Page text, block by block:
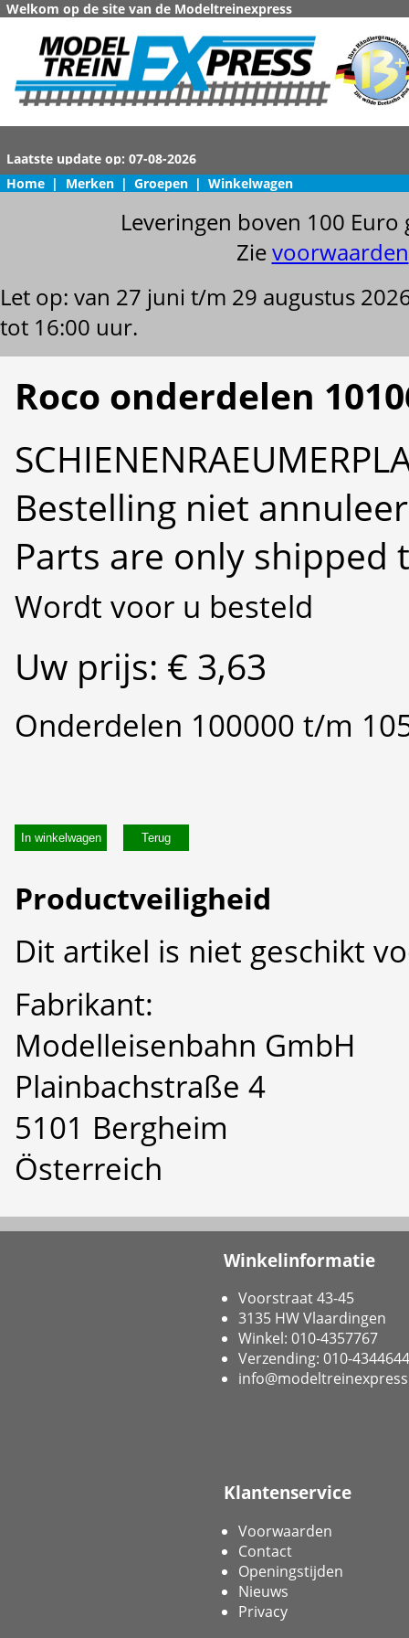
Welkom op de site van de Modeltreinexpress
Home | Merken | Groepen | Winkelwagen
Leveringen boven 100
Zievoorwaarden
Let op: van 27 juni t/m 29 augustus
tot 16:00 uur.
Roco onderdelen
Bestelling niet
Parts are only shipped
Wordt voor u besteld
Uw prijs: € 3,63
Onderdelen 100000 t/m
In winkelwagen
Productveiligheid
Dit artikel is niet geschikt
Fabrikant:
Modelleisenbahn GmbH
Plainbachstraße 4
5101 Bergheim
Österreich
Winkelinformatie
Voorstraat 43-45
3135 HW Vlaardingen
Winkel: 010-4357767
Verzending: 010-4344644
Klantenservice
Voorwaarden
Contact
Openingstijden
Nieuws
Privacy